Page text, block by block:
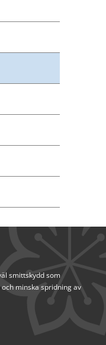
smittskydd som
minska spridning av